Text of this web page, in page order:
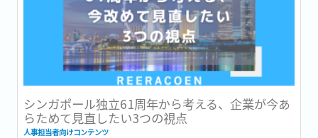
シンガポール独立61周年から考える、企業が今あ
らためて見直したい3つの視点
人事担当者向けコンテンツ